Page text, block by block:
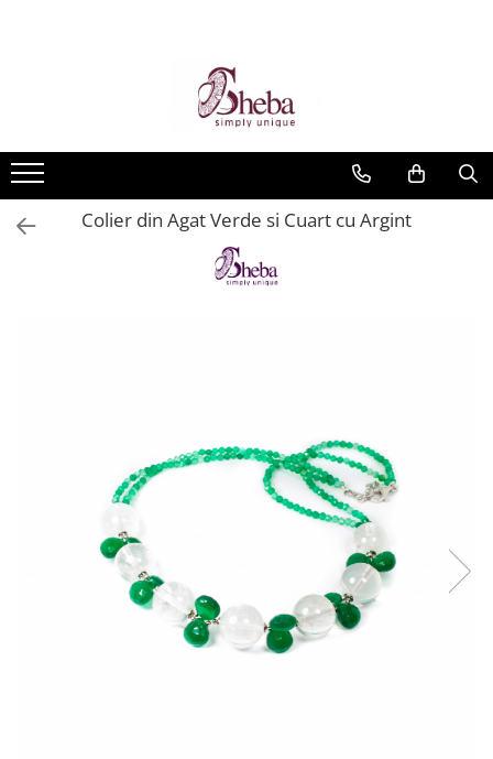
Colier din Agat Verde si Cuart cu Argint